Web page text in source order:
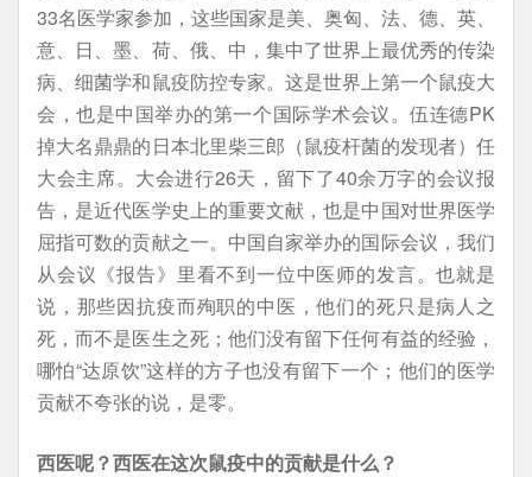
33名医学家参加，这些国家是美、奥匈、法、德、英、
意、日、墨、荷、俄、中，集中了世界上最优秀的传染
病、细菌学和鼠疫防控专家。这是世界上第一个鼠疫大
会，也是中国举办的第一个国际学术会议。伍连德PK
掉大名鼎鼎的日本北里柴三郎（鼠疫杆菌的发现者）任
大会主席。大会进行26天，留下了40余万字的会议报
告，是近代医学史上的重要文献，也是中国对世界医学
屈指可数的贡献之一。中国自家举办的国际会议，我们
从会议《报告》里看不到一位中医师的发言。也就是
说，那些因抗疫而殉职的中医，他们的死只是病人之
死，而不是医生之死；他们没有留下任何有益的经验，
哪怕“达原饮”这样的方子也没有留下一个；他们的医学
贡献不夸张的说，是零。
西医呢？西医在这次鼠疫中的贡献是什么？